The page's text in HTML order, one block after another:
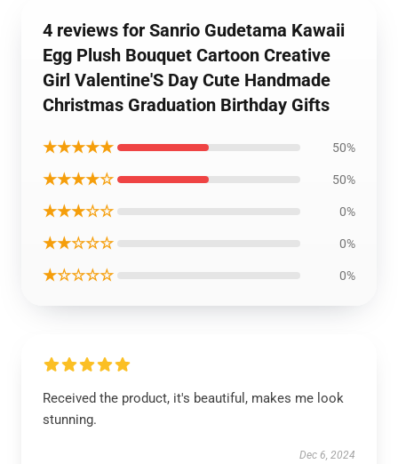
4 reviews for Sanrio Gudetama Kawaii
Egg Plush Bouquet Cartoon Creative
Girl Valentine'S Day Cute Handmade
Christmas Graduation Birthday Gifts
★★★★★ 50%
★★★★☆ 50%
★★★☆☆ 0%
★★☆☆☆ 0%
★☆☆☆☆ 0%
Received the product, it's beautiful, makes me look
stunning.
Dec 6, 2024